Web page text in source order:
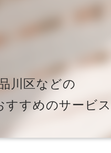
川区などの
すすめのサービス